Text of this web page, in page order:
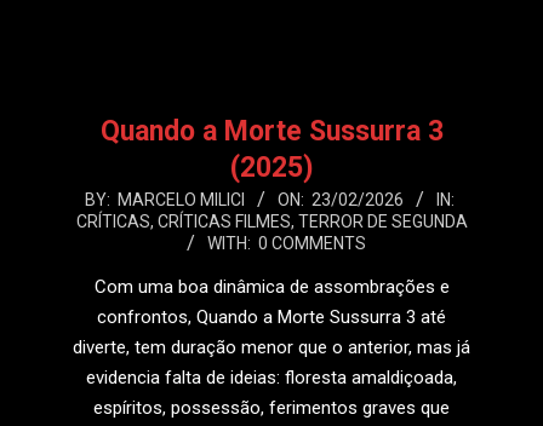
Quando a Morte Sussurra 3
(2025)
2026-
02-
BY: MARCELO MILICI ON: 23/02/2026
IN:
CRÍTICAS, CRÍTICAS FILMES, TERROR DE SEGUNDA
WITH: 0 COMMENTS
Com uma boa dinâmica de assombrações e
confrontos, Quando a Morte Sussurra 3 até
diverte, tem duração menor que o anterior, mas já
evidencia falta de ideias: floresta amaldiçoada,
espíritos, possessão, ferimentos graves que